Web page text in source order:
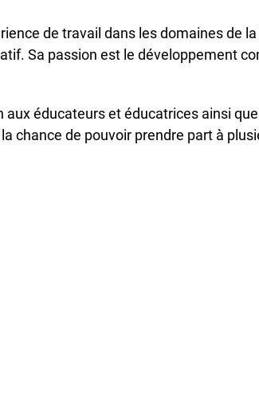
de travail dans les domaines de
Sa passion est le développement
éducateurs et éducatrices ainsi
chance de pouvoir prendre part à